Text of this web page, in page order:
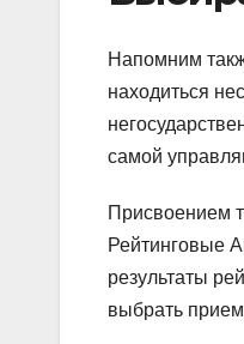
Напомним
находиться
самой
Присвоением
Рейтинговые
результаты
выбрать